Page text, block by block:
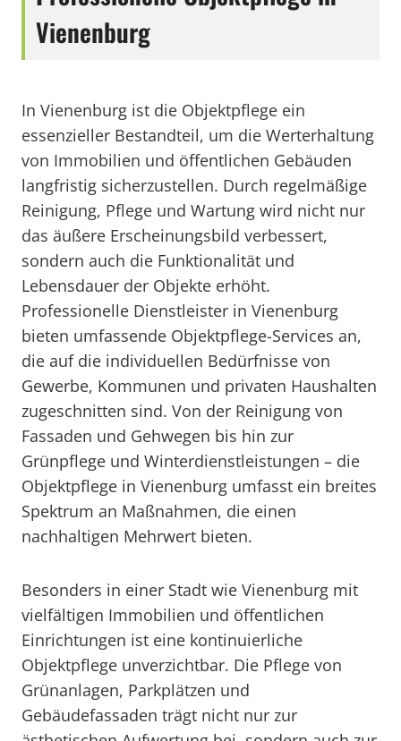
Vienenburg
In Vienenburg ist die Objektpflege ein
essenzieller Bestandteil, um die Werterhaltung
von Immobilien und öffentlichen Gebäuden
langfristig sicherzustellen. Durch regelmäßige
Reinigung, Pflege und Wartung wird nicht nur
das äußere Erscheinungsbild verbessert,
sondern auch die Funktionalität und
Lebensdauer der Objekte erhöht.
Professionelle Dienstleister in Vienenburg
bieten umfassende Objektpflege-Services an,
die auf die individuellen Bedürfnisse von
Gewerbe, Kommunen und privaten Haushalten
zugeschnitten sind. Von der Reinigung von
Fassaden und Gehwegen bis hin zur
Grünpflege und Winterdienstleistungen – die
Objektpflege in Vienenburg umfasst ein breites
Spektrum an Maßnahmen, die einen
nachhaltigen Mehrwert bieten.
Besonders in einer Stadt wie Vienenburg mit
vielfältigen Immobilien und öffentlichen
Einrichtungen ist eine kontinuierliche
Objektpflege unverzichtbar. Die Pflege von
Grünanlagen, Parkplätzen und
Gebäudefassaden trägt nicht nur zur